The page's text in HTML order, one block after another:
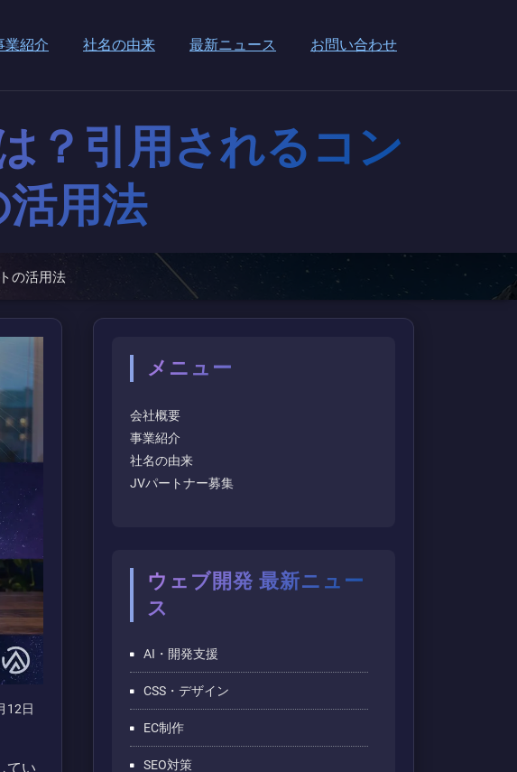
業紹介 社名の由来 最新ニュース お問い合わせ
？引用されるコン
用法
の活用法
12日
てい
メニュー
会社概要
事業紹介
社名の由来
JVパートナー募集
ウェブ開発 最新ニュー
ス
AI・開発支援
CSS・デザイン
EC制作
SEO対策